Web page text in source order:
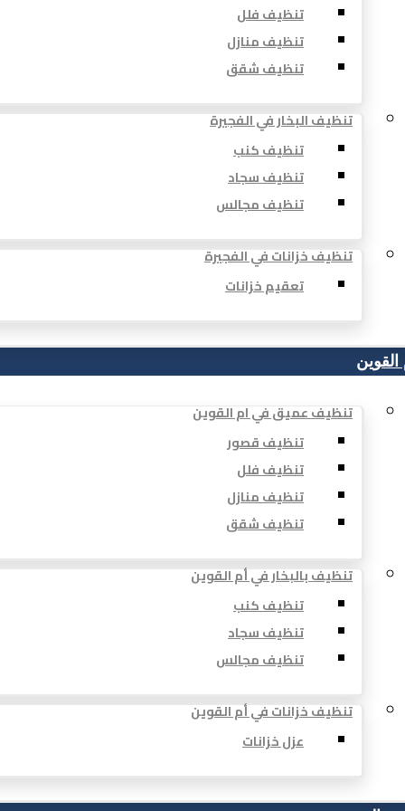
تنظيف فلل
تنظيف منازل
تنظيف شقق
تنظيف البخار في الفجيرة
تنظيف كنب
تنظيف سجاد
تنظيف مجالس
تنظيف خزانات في الفجيرة
تعقيم خزانات
القوين
تنظيف عميق في ام القوين
تنظيف قصور
تنظيف فلل
تنظيف منازل
تنظيف شقق
تنظيف بالبخار في أم القوين
تنظيف كنب
تنظيف سجاد
تنظيف مجالس
تنظيف خزانات في أم القوين
عزل خزانات